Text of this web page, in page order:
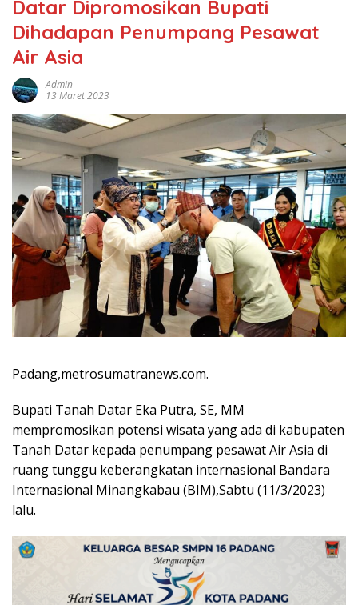
Datar Dipromosikan Bupati
Dihadapan Penumpang Pesawat
Air Asia
Admin
13 Maret 2023
Padang,metrosumatranews.com.
Bupati Tanah Datar Eka Putra, SE, MM
mempromosikan potensi wisata yang ada di kabupaten
Tanah Datar kepada penumpang pesawat Air Asia di
ruang tunggu keberangkatan internasional Bandara
Internasional Minangkabau (BIM),Sabtu (11/3/2023)
lalu.